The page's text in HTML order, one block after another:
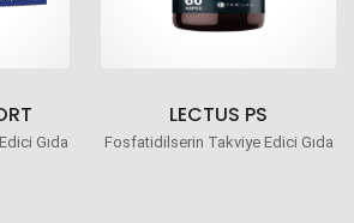
Gıda
LECTUS PS
Fosfatidilserin Takviye Edici Gıda